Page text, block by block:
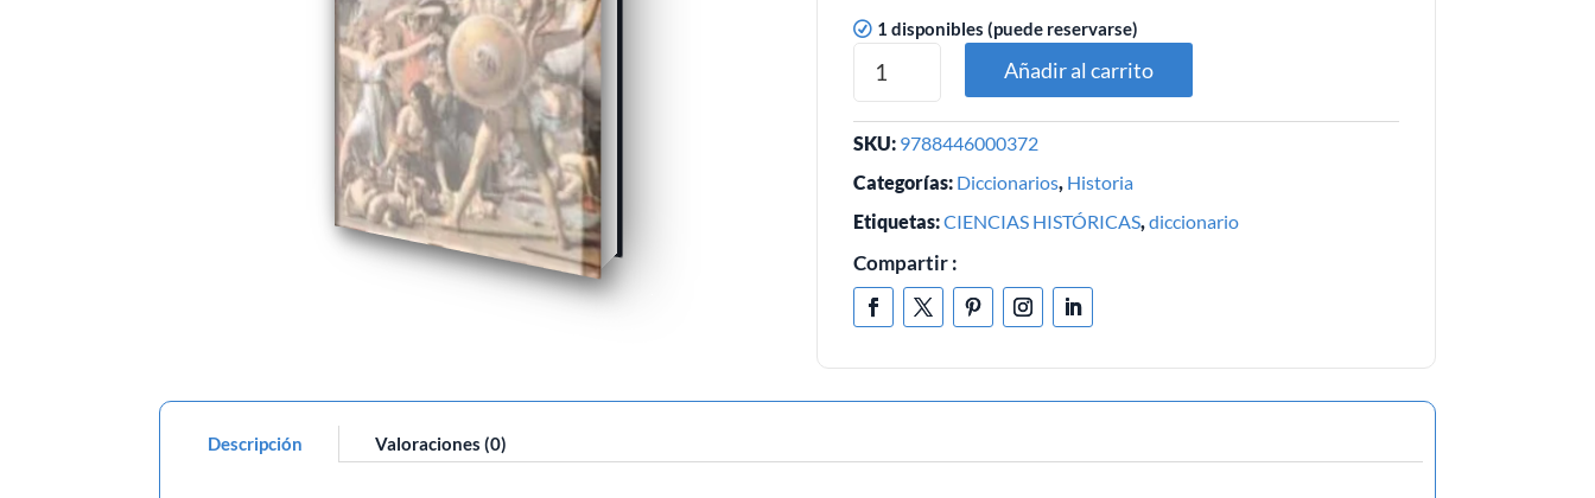
1 disponibles (puede reservarse)
Añadir al carrito
SKU: 9788446000372
Categorías: Diccionarios, Historia
Etiquetas:CIENCIAS HISTÓRICAS,diccionario
Compartir :
Descripción Valoraciones (0)